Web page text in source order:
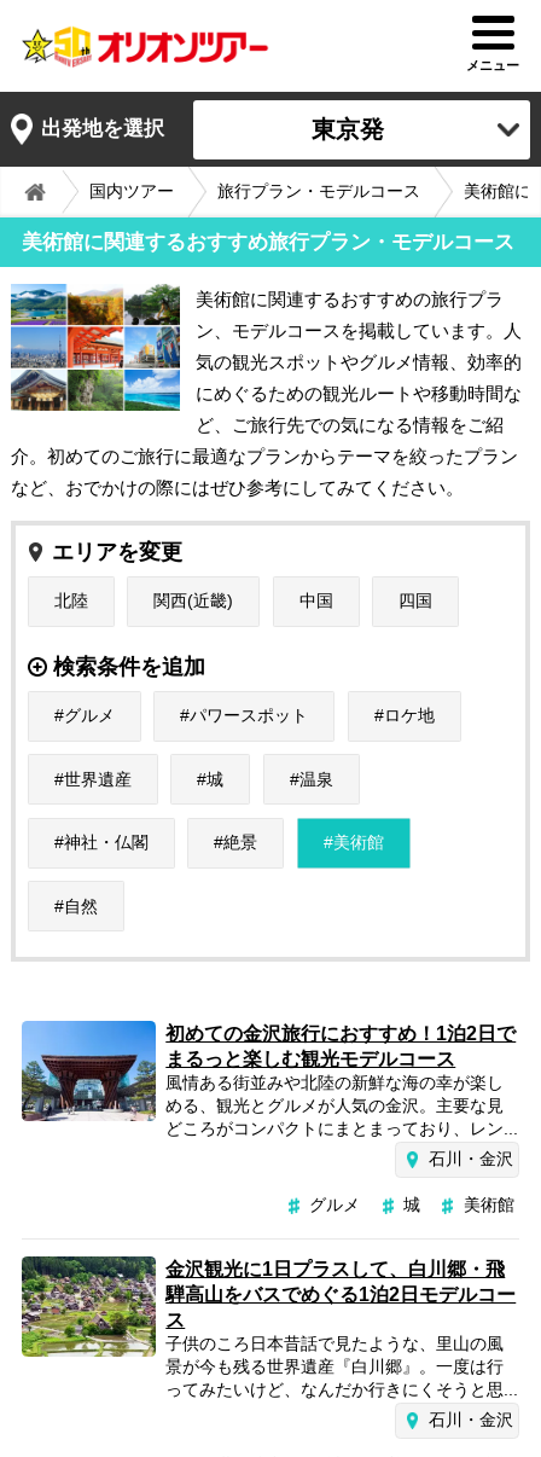
メニュー
出発地を選択 東京発
国内ツアー 旅行プラン・モデルコース 美術館に
美術館に関連するおすすめ旅行プラン・モデルコース
美術館に関連するおすすめの旅行プラ
ン、モデルコースを掲載しています。人
気の観光スポットやグルメ情報、効率的
にめぐるための観光ルートや移動時間な
ど、ご旅行先での気になる情報をご紹
介。初めてのご旅行に最適なプランからテーマを絞ったプラン
など、おでかけの際にはぜひ参考にしてみてください。
エリアを変更
北陸 関西(近畿) 中国 四国
検索条件を追加
グルメ パワースポット ロケ地
世界遺産 城 温泉
神社・仏閣 絶景 美術館
自然
初めての金沢旅行におすすめ！1泊2日で
まるっと楽しむ観光モデルコース
風情ある街並みや北陸の新鮮な海の幸が楽し
める、観光とグルメが人気の金沢。主要な見
どころがコンパクトにまとまっており、レン...
石川・金沢
グルメ 城 美術館
金沢観光に1日プラスして、白川郷・飛
騨高山をバスでめぐる1泊2日モデルコー
ス
子供のころ日本昔話で見たような、里山の風
景が今も残る世界遺産『白川郷』。一度は行
ってみたいけど、なんだか行きにくそうと思...
石川・金沢